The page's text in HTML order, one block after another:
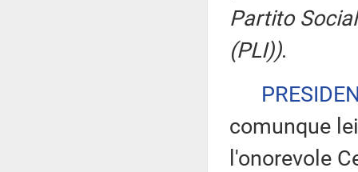
Partito
(PLI)).
comunque
l'onorevole